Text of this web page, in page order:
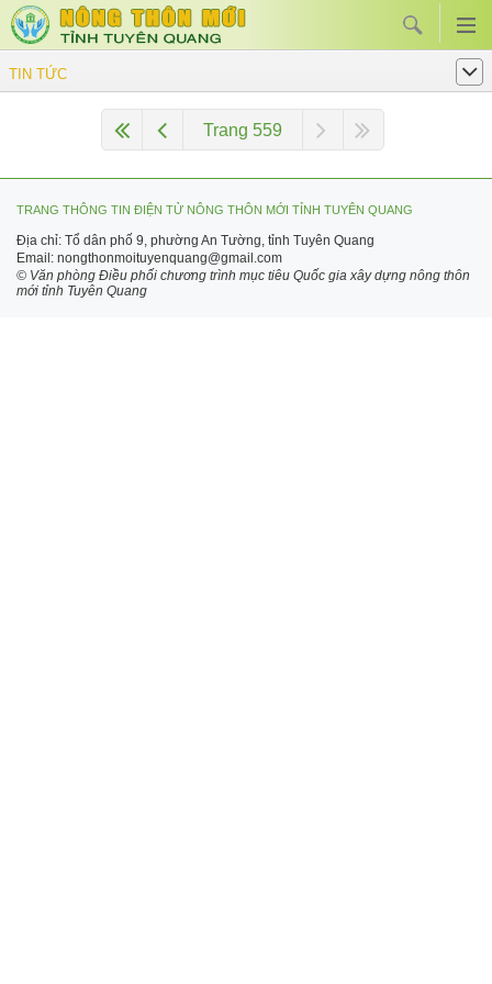
TIN TỨC
Trang 559
TRANG THÔNG TIN ĐIỆN TỬ NÔNG THÔN MỚI TỈNH TUYÊN QUANG
Địa chỉ: Tổ dân phố 9, phường An Tường, tỉnh Tuyên Quang
Email: nongthonmoituyenquang@gmail.com
© Văn phòng Điều phối chương trình mục tiêu Quốc gia xây dựng nông thôn
mới tỉnh Tuyên Quang